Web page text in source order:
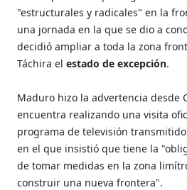
"estructurales y radicales" en la
una jornada en la que se dio a
decidió ampliar a toda la zona
Táchira elestado de excepción.
Maduro hizo la advertencia desde
encuentra realizando una visita
programa de televisión
en el que insistió que tiene la
de tomar medidas en la zona
construir una nueva frontera".